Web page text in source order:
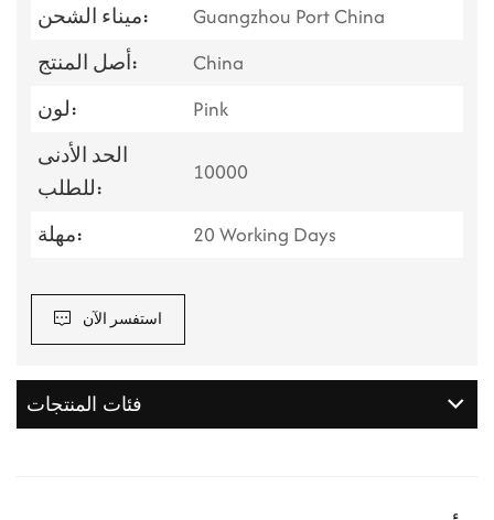
ميناء الشحن:
Guangzhou Port China
أصل المنتج:
China
لون:
Pink
الحد الأدنى
للطلب:
10000
مهلة: 20 Working Days
استفسر الآن
فئات المنتجات